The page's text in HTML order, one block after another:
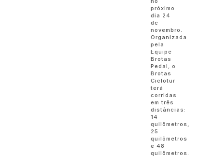
próximo
dia 24
de
novembro.
Organizada
pela
Equipe
Brotas
Pedal, o
Brotas
Ciclotur
terá
corridas
em três
distâncias:
14
quilômetros,
25
quilômetros
e 48
quilômetros.